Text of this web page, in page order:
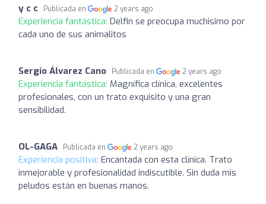
y c c Publicada en 2 years ago
Experiencia fantástica: Delfin se preocupa muchisimo por
cada uno de sus animalitos
Sergio Álvarez Cano Publicada en 2 years ago
Experiencia fantástica: Magnífica clínica, excelentes
profesionales, con un trato exquisito y una gran
sensibilidad.
OL-GAGA Publicada en 2 years ago
Experiencia positiva: Encantada con esta clínica. Trato
inmejorable y profesionalidad indiscutible. Sin duda mis
peludos están en buenas manos.